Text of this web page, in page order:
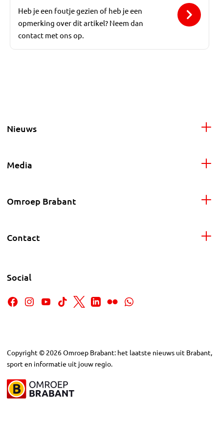
Heb je een foutje gezien of heb je een
opmerking over dit artikel? Neem dan
contact met ons op.
Nieuws
Media
Omroep Brabant
Contact
Social
Copyright © 2026Omroep Brabant: het laatste nieuws uit Brabant,
sport en informatie uit jouw regio.